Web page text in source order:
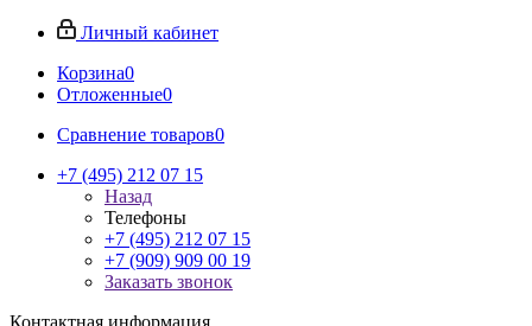
Личный кабинет
Корзина0
Отложенные0
Сравнение товаров0
+7 (495) 212 07 15
Назад
Телефоны
+7 (495) 212 07 15
+7 (909) 909 00 19
Заказать звонок
Контактная информация